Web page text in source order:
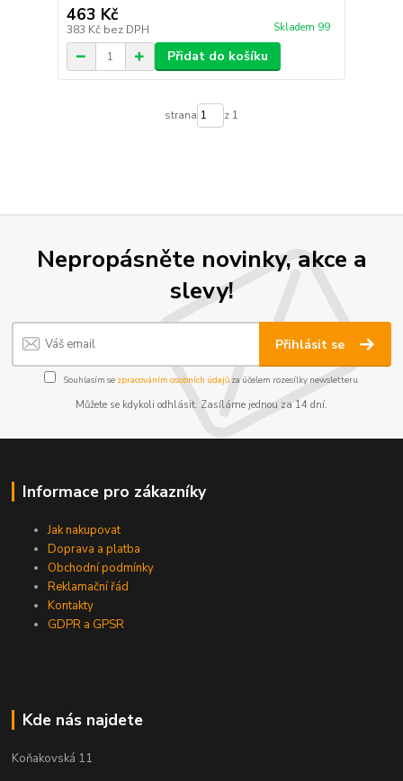
463 Kč
383 Kč bez DPH Skladem 99
Přidat do košíku
strana z 1
Nepropásněte novinky, akce a
slevy!
Přihlásit se
Souhlasím se zpracováním osobních údajůza účelem rozesílky newsletteru.
Můžete se kdykoli odhlásit. Zasíláme jednou za 14 dní.
Informace pro zákazníky
Jak nakupovat
Doprava a platba
Obchodní podmínky
Reklamační řád
Kontakty
GDPR a GPSR
Kde nás najdete
Koňakovská 11